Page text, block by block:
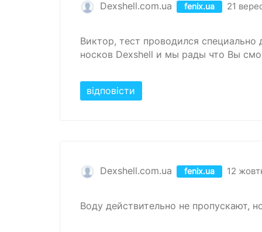
Dexshell.com.ua fenix.ua 21
Виктор, тест проводился специально
носков Dexshell и мы рады что Вы
відповісти
Dexshell.com.ua fenix.ua 12
Воду действительно не пропускают,